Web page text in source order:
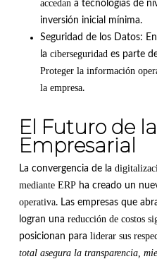
accedana tecnologías de
inversión inicial mínima.
Seguridad de los Datos:
la ciberseguridades parte
Proteger la información
la empresa.
El Futuro de
Empresarial
La convergencia de la
mediante ERPha creado un
operativa. Las empresas que
logran una reducción de costos
posicionan para liderar sus
total asegura la transparencia,